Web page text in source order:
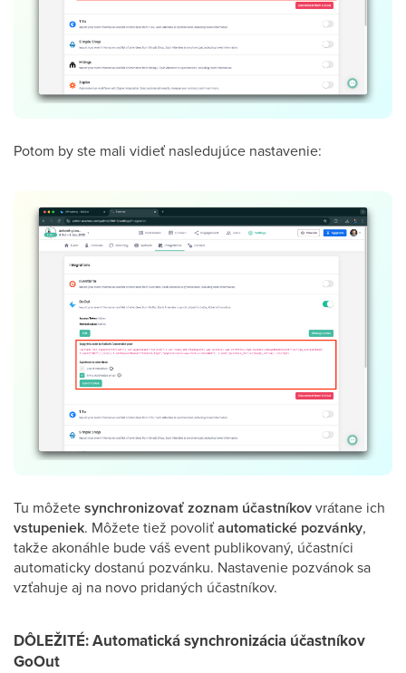
Potom by ste mali vidieť nasledujúce nastavenie:
Tu môžetesynchronizovať zoznam účastníkovvrátane ich
vstupeniek. Môžete tiež povoliťautomatické pozvánky,
takže akonáhle bude váš event publikovaný, účastníci
automaticky dostanú pozvánku. Nastavenie pozvánok sa
vzťahuje aj na novo pridaných účastníkov.
DÔLEŽITÉ: Automatická synchronizácia účastníkov
GoOut